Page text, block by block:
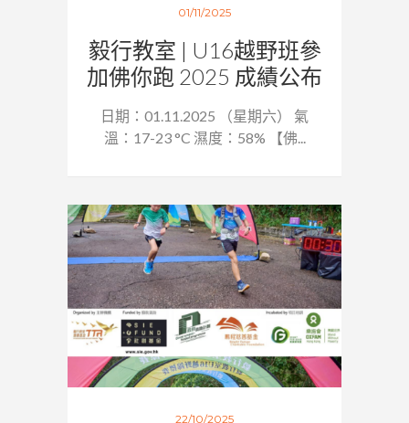
01/11/2025
毅行教室 | U16越野班參
加佛你跑 2025 成績公布
日期：01.11.2025 （星期六） 氣
溫：17-23 °C 濕度：58% 【佛...
22/10/2025